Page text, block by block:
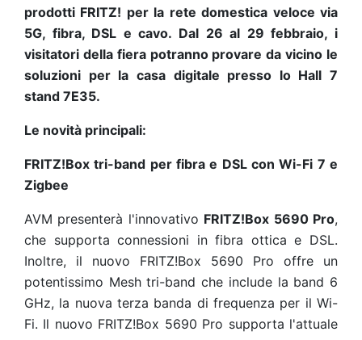
prodotti FRITZ! per la rete domestica veloce via
5G, fibra, DSL e cavo. Dal 26 al 29 febbraio, i
visitatori della fiera potranno provare da vicino le
soluzioni per la casa digitale presso lo Hall 7
stand 7E35.
Le novità principali:
FRITZ!Box tri-band per fibra e DSL con Wi-Fi 7 e
Zigbee
AVM presenterà l'innovativo FRITZ!Box 5690 Pro,
che supporta connessioni in fibra ottica e DSL.
Inoltre, il nuovo FRITZ!Box 5690 Pro offre un
potentissimo Mesh tri-band che include la band 6
GHz, la nuova terza banda di frequenza per il Wi-
Fi. Il nuovo FRITZ!Box 5690 Pro supporta l'attuale